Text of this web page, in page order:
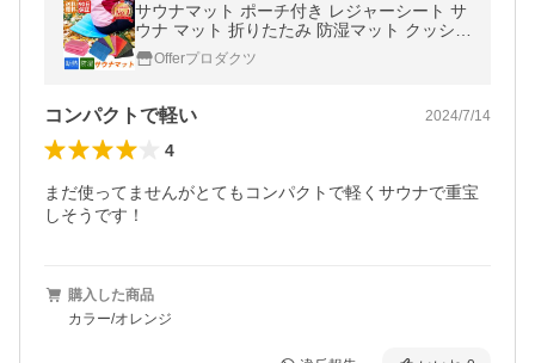
サウナマット ポーチ付き レジャーシート サ
ウナ マット 折りたたみ 防湿マット クッショ
ン コンパクト サウナ キャンプ アウトドア
折り畳み 軽量
Offerプロダクツ
コンパクトで軽い 2024/7/14
4
まだ使ってませんがとてもコンパクトで軽くサウナで重宝
しそうです！
購入した商品
カラー/オレンジ